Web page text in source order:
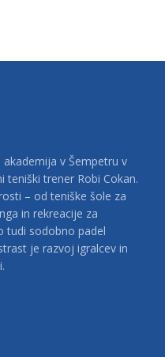
v Šempetru v
teniški trener Robi Cokan.
– od teniške šole za
in rekreacije za
tudi sodobno padel
je razvoj igralcev in